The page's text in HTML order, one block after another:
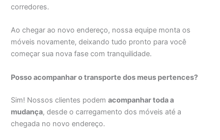
corredores.
Ao chegar ao novo endereço, nossa equipe monta os
móveis novamente, deixando tudo pronto para você
começar sua nova fase com tranquilidade.
Posso acompanhar o transporte dos meus pertences?
Sim! Nossos clientes podemacompanhar toda a
mudança, desde o carregamento dos móveis até a
chegada no novo endereço.